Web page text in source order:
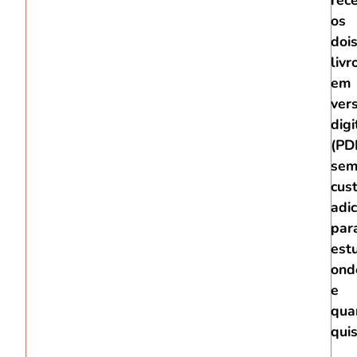
os
dois
em
sem
e